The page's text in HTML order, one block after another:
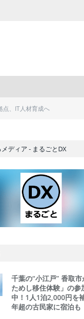
点、IT人材育成へ
ディア - まるごとDX
千葉の“小江戸” 香取
ためし移住体験」の参
中！1人1泊2,000円を
年超の古民家に宿泊も